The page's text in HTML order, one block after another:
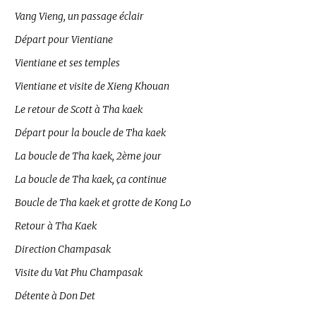
Vang Vieng, un passage éclair
Départ pour Vientiane
Vientiane et ses temples
Vientiane et visite de Xieng Khouan
Le retour de Scott à Tha kaek
Départ pour la boucle de Tha kaek
La boucle de Tha kaek, 2ème jour
La boucle de Tha kaek, ça continue
Boucle de Tha kaek et grotte de Kong Lo
Retour à Tha Kaek
Direction Champasak
Visite du Vat Phu Champasak
Détente à Don Det